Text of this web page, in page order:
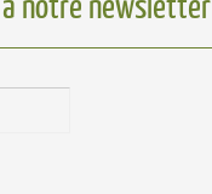
notre newsletter